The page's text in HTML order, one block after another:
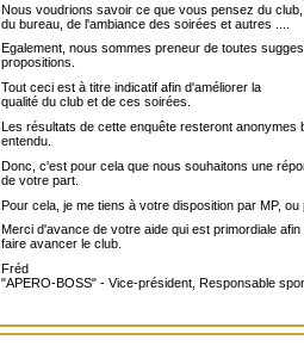
Nous voudrions savoir ce que vous pensez du club,
du bureau, de l'ambiance des soirées et autres ....
Egalement, nous sommes preneur de toutes
propositions.
Tout ceci est à titre indicatif afin d'améliorer la
qualité du club et de ces soirées.
Les résultats de cette enquête resteront anonymes
entendu.
Donc, c'est pour cela que nous souhaitons une
de votre part.
Pour cela, je me tiens à votre disposition par MP,
Merci d'avance de votre aide qui est primordiale afin
faire avancer le club.
Fréd
"APERO-BOSS" - Vice-président, Responsable